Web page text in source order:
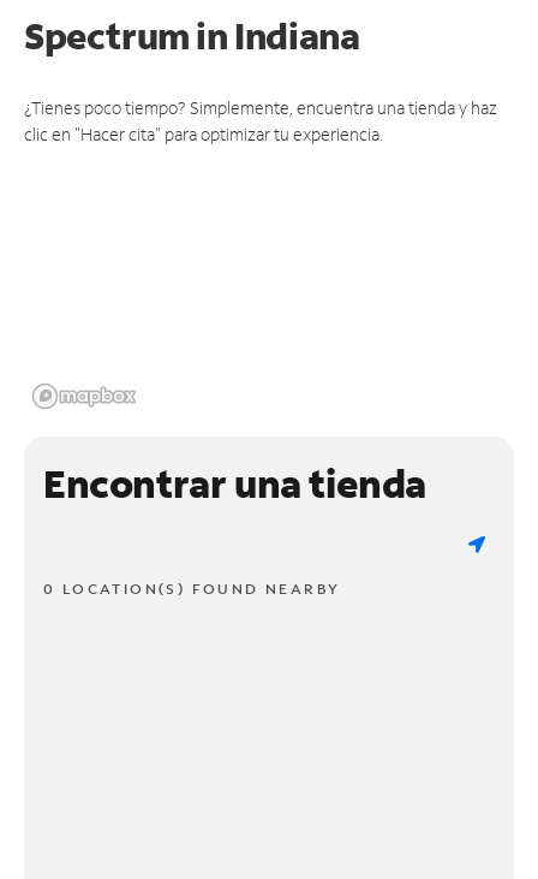
Spectrumin Indiana
¿Tienes poco tiempo? Simplemente, encuentra una tienda y haz
clic en "Hacer cita" para optimizar tu experiencia.
Encontrar una tienda
0 LOCATION(S) FOUND NEARBY